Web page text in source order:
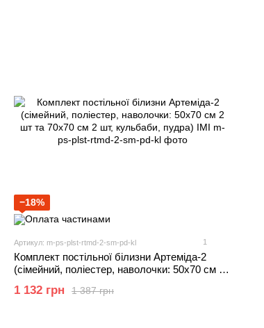
−18%
Артикул: m-ps-plst-rtmd-2-sm-pd-kl 1
Комплект постільної білизни Артеміда-2
(сімейний, поліестер, наволочки: 50х70 см 2
1 387 грн
1 132 грн